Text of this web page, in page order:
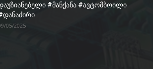
#მანქანა #ავტომბოილი
05/2025